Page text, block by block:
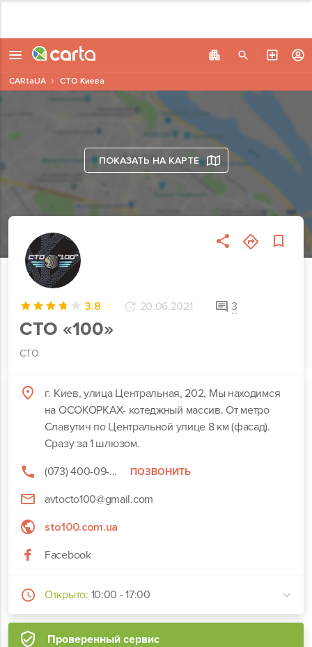
ПОКАЗАТЬ НА КАРТЕ
3.8 20.06.2021 3
СТО «100»
СТО
Проверенный сервис
г. Киев, улица Центральная, 202, Мы находимся
на ОСОКОРКАХ- котеджный массив. От метро
Славутич по Центральной улице 8 км (фасад).
Сразу за 1 шлюзом.
(073) 400-09-...
ПОЗВОНИТЬ
avtocto100@gmail.com
sto100.com.ua
Facebook
Открыто: 10:00 - 17:00
CARtaUA СТО Киева